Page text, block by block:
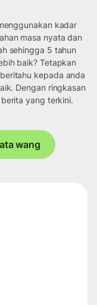
kadar
masa nyata dan
sehingga 5 tahun
baik? Tetapkan
kepada anda
Dengan ringkasan
yang terkini.
wang